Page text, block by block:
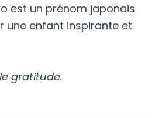
est un prénom japonais
une enfant inspirante et
gratitude.